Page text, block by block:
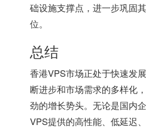
础设施支撑点，进一步巩固
位。
总结
香港VPS市场正处于快速发
断进步和市场需求的多样化
劲的增长势头。无论是国内
VPS提供的高性能、低延迟